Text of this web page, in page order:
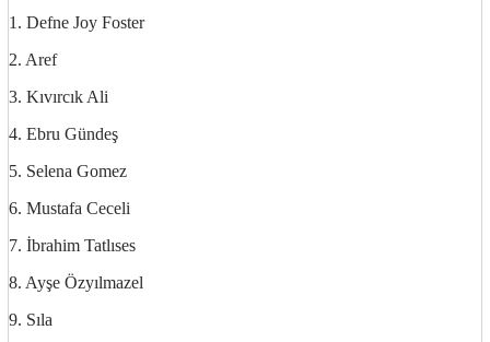
1. Defne Joy Foster
2. Aref
3. Kıvırcık Ali
4. Ebru Gündeş
5. Selena Gomez
6. Mustafa Ceceli
7. İbrahim Tatlıses
8. Ayşe Özyılmazel
9. Sıla